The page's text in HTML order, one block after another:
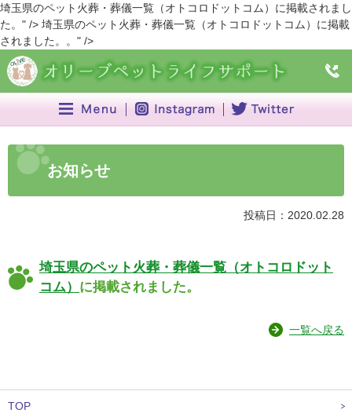
埼玉県のペット火葬・葬儀一覧（オトコロドットコム）に掲載されまし
た。" /> 埼玉県のペット火葬・葬儀一覧（オトコロドットコム）に掲載
されました。。" />
お知らせ
投稿日：2020.02.28
埼玉県のペット火葬・葬儀一覧（オトコロドット
コム） に掲載されました。
一覧へ戻る
TOP